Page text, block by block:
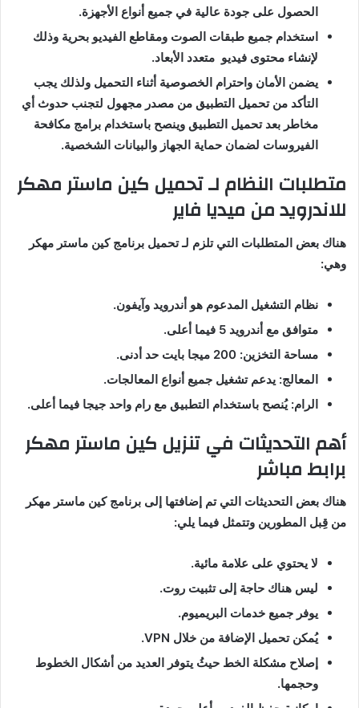
الحصول على جودة عالية في جميع أنواع الأجهزة.
استخدام جميع طبقات الصوت ومقاطع الفيديو بحرية وذلك
لإنشاء محتوى فيديو متعدد الأبعاد.
يضمن الأمان واحترام الخصوصية أثناء التحميل ولذلك يجب
التأكد من تحميل التطبيق من مصدر مجهول لتجنب حدوث أي
مخاطر بعد تحميل التطبيق وينصح باستخدام برامج مكافحة
الفيروسات لضمان حماية الجهاز والبيانات الشخصية.
متطلبات النظاملـ تحميل كين ماسترمهكر
للاندرويد من ميديا فاير
هناك بعض المتطلبات التي تلزم لـ تحميل برنامج كين ماستر مهكر
وهي:
نظام التشغيل المدعوم هو أندرويد وآيفون.
متوافق مع أندرويد
فيما أعلى.
مساحة التخزين: 200 ميجا بايت حد أدنى.
المعالج: يدعم تشغيل جميع أنواع المعالجات.
الرام:يُنصح باستخدام التطبيق مع رام واحد جيجا فيما أعلى.
أهمالتحديثات فيتنزيل كين ماسترمهكر
برابط مباشر
هناك بعض التحديثات التي تم إضافتها إلى برنامج كين ماستر مهكر
من قِبل المطورين وتتمثل فيما يلي:
لا يحتوي على علامة مائية.
ليس هناك حاجة إلى تثبيت روت.
يوفر جميع خدمات البريميوم.
يُمكن تحميل الإضافة من خلال
إصلاح مشكلة الخط حيثُ يتوفر العديد من أشكال الخطوط
وحجمها.